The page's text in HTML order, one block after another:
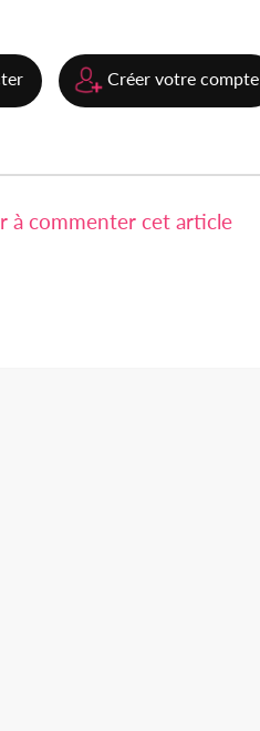
Créer votre compte
à commenter cet article